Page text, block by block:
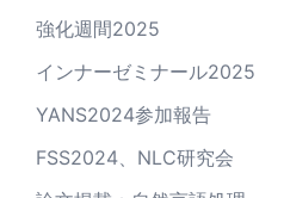
強化週間2025
インナーゼミナール2025
YANS2024参加報告
FSS2024、NLC研究会